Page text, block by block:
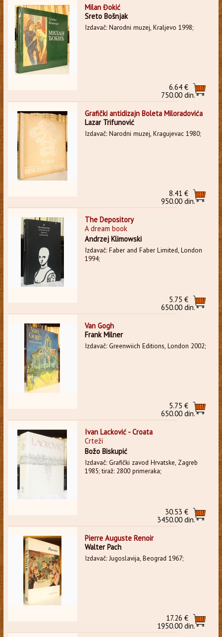
Milan Đokić
Sreto Bošnjak
Izdavač: Narodni muzej, Kraljevo 1998;
6.64 €
750.00 din.
Grafički antidizajn Boleta Miloradovića
Lazar Trifunović
Izdavač: Narodni muzej, Kragujevac 1980;
8.41 €
950.00 din.
The Depository
A dream book
Andrzej Klimowski
Izdavač: Faber and Faber Limited, London
1994;
5.75 €
650.00 din.
Van Gogh
Frank Milner
Izdavač: Greenwiich Editions, London 2002;
5.75 €
650.00 din.
Ivan Lacković - Croata
Crteži
Božo Biskupić
Izdavač: Grafički zavod Hrvatske, Zagreb
1985; tiraž: 2800 primeraka;
30.53 €
3450.00 din.
Pierre Auguste Renoir
Walter Pach
Izdavač: Jugoslavija, Beograd 1967;
17.26 €
1950.00 din.